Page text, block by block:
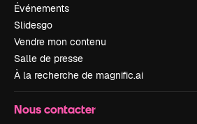
Événements
Slidesgo
Vendre mon contenu
Salle de presse
À la recherche de magnific.ai
Nous contacter